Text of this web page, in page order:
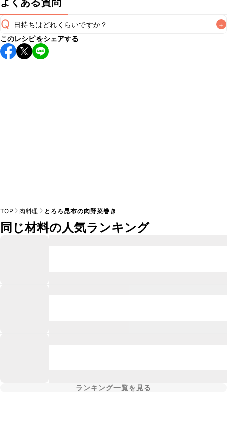
Q 日持ちはどれくらいですか？ +
保存期間は冷蔵で翌日中が目安です。なるべくお早めにお召
し上がりください。
このレシピをシェアする
TOP 肉料理 とろろ昆布の肉野菜巻き
同じ材料の人気ランキング
ランキング一覧を見る